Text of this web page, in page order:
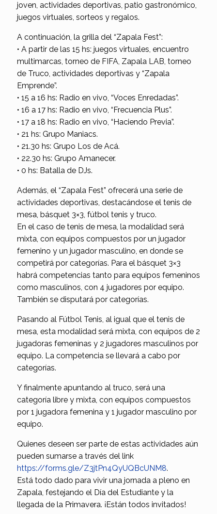
joven, actividades deportivas, patio gastronómico,
juegos virtuales, sorteos y regalos.
A continuación, la grilla del “Zapala Fest”:
• A partir de las 15 hs: juegos virtuales, encuentro
multimarcas, torneo de FIFA, Zapala LAB, torneo
de Truco, actividades deportivas y “Zapala
Emprende”.
• 15 a 16 hs: Radio en vivo, “Voces Enredadas”.
• 16 a 17 hs: Radio en vivo, “Frecuencia Plus”.
• 17 a 18 hs: Radio en vivo, “Haciendo Previa”.
• 21 hs: Grupo Maniacs.
• 21.30 hs: Grupo Los de Acá.
• 22.30 hs: Grupo Amanecer.
• 0 hs: Batalla de DJs.
Además, el “Zapala Fest” ofrecerá una serie de
actividades deportivas, destacándose el tenis de
mesa, básquet 3×3, fútbol tenis y truco.
En el caso de tenis de mesa, la modalidad será
mixta, con equipos compuestos por un jugador
femenino y un jugador masculino, en donde se
competirá por categorías. Para el básquet 3×3
habrá competencias tanto para equipos femeninos
como masculinos, con 4 jugadores por equipo.
También se disputará por categorías.
Pasando al Fútbol Tenis, al igual que el tenis de
mesa, esta modalidad será mixta, con equipos de 2
jugadoras femeninas y 2 jugadores masculinos por
equipo. La competencia se llevará a cabo por
categorías.
Y finalmente apuntando al truco, será una
categoría libre y mixta, con equipos compuestos
por 1 jugadora femenina y 1 jugador masculino por
equipo.
Quienes deseen ser parte de estas actividades aún
pueden sumarse a través del link
https://forms.gle/Z3jtPn4QyUQBcUNM8.
Está todo dado para vivir una jornada a pleno en
Zapala, festejando el Día del Estudiante y la
llegada de la Primavera. ¡Están todos invitados!